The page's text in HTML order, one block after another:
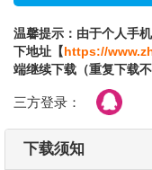
温馨提示：由于个人手
下地址【https://
端继续下载（重复下载不
三方登录：
下载须知